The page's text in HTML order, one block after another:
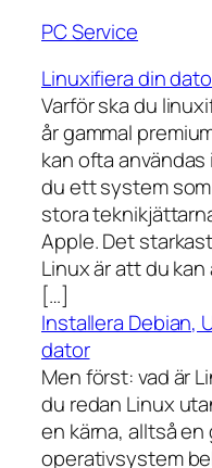
PC Service
Linuxifiera din
Varför ska du
år gammal
kan ofta användas
du ett system
stora
Apple. Det
Linux är att du
[…]
Installera Debian,
dator
Men först: vad är
du redan Linux
en kärna, alltså
operativsystem